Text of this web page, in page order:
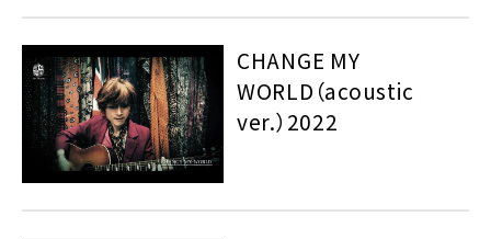
CHANGE MY
WORLD（acoustic
ver.）2022